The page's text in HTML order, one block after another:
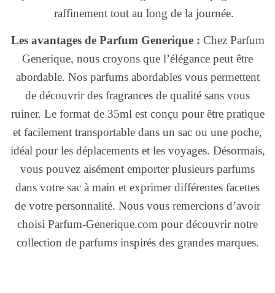
raffinement tout au long de la journée.
Les avantages de Parfum Generique : Chez Parfum
Generique, nous croyons que l’élégance peut être
abordable. Nos parfums abordables vous permettent
de découvrir des fragrances de qualité sans vous
ruiner. Le format de 35ml est conçu pour être pratique
et facilement transportable dans un sac ou une poche,
idéal pour les déplacements et les voyages. Désormais,
vous pouvez aisément emporter plusieurs parfums
dans votre sac à main et exprimer différentes facettes
de votre personnalité. Nous vous remercions d’avoir
choisi Parfum-Generique.com pour découvrir notre
collection de parfums inspirés des grandes marques.